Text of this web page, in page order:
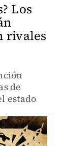
Los
rivales
de
estado
el